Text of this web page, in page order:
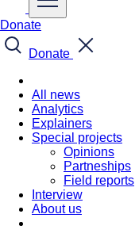
Donate
Donate
All news
Analytics
Explainers
Special projects
Opinions
Partneships
Field reports
Interview
About us